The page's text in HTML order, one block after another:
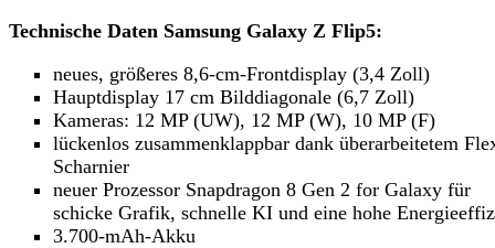
Technische Daten Samsung Galaxy Z Flip5:
neues, größeres 8,6-cm-Frontdisplay (3,4 Zoll)
Hauptdisplay 17 cm Bilddiagonale (6,7 Zoll)
Kameras: 12 MP (UW), 12 MP (W), 10 MP (F)
lückenlos zusammenklappbar dank überarbeitetem
Scharnier
neuer Prozessor Snapdragon 8 Gen 2 for Galaxy für
schicke Grafik, schnelle KI und eine hohe
3.700-mAh-Akku